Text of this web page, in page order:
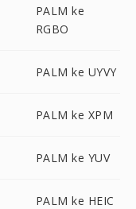
PALM ke
RGBO
PALM ke UYVY
PALM ke XPM
PALM ke YUV
PALM ke HEIC